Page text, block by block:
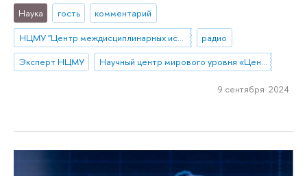
Наука гость
комментарий
НЦМУ "Центр междисциплинарных исследований человеческого потенциала"
радио
Эксперт НЦМУ
Научный центр мирового уровня «Центр междисциплинарных исследований человеческого потенциала»
9 сентября 2024